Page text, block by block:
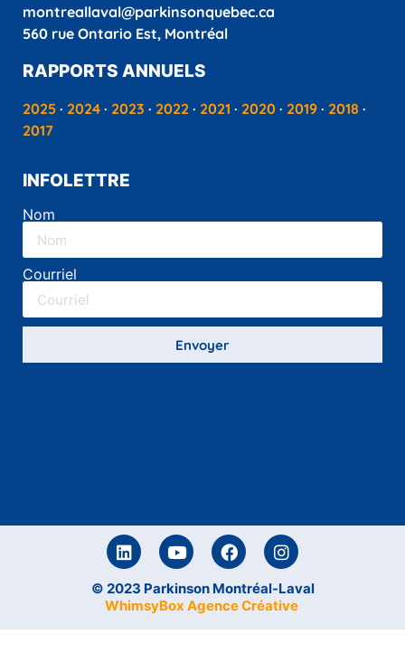
montreallaval@parkinsonquebec.ca
560 rue Ontario Est, Montréal
RAPPORTS ANNUELS
2025 · 2024 · 2023 · 2022 · 2021 · 2020 · 2019 · 2018 ·
2017
INFOLETTRE
Nom
Courriel
Envoyer
© 2023 Parkinson Montréal-Laval
WhimsyBox Agence Créative